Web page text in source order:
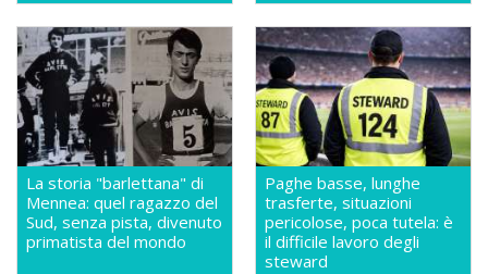
La storia "barlettana" di
Mennea: quel ragazzo del
Sud, senza pista, divenuto
primatista del mondo
Paghe basse, lunghe
trasferte, situazioni
pericolose, poca tutela: è
il difficile lavoro degli
steward